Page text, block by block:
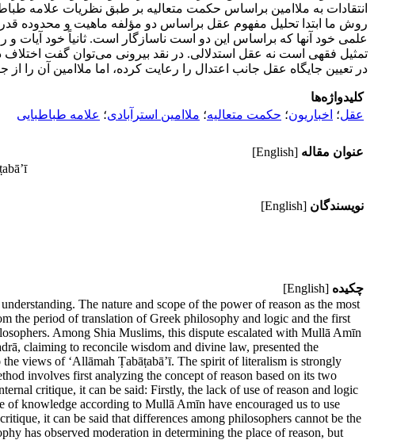
انتقادات به ملاامین براساس حکمت متعالیه بر طبق نظریات علامه
روش ما ابتدا تحلیل مفهوم عقل براساس دو مؤلفه ماهیت و محدوده
علمی خود آنها که براساس این دو است ناسازگار است. ثانیاً خود آیات و
تمثیل فقهی است نه عقل استدلالی. در نقد بیرونی می‌توان گفت اختلاف
در تعیین جایگاه عقل جانب اعتدال را رعایت کرده، اما ملاامین آن را از
کلیدواژه‌ها
عقل؛ اخباریون؛ حکمت متعالیه؛ ملاامین استرآبادی؛ علامه طباطبایی
عنوان مقاله [English]
نویسندگان [English]
چکیده [English]
The nature and scope of the power of reason as the most
the period of translation of Greek philosophy and logic and the first
Among Shia Muslims, this dispute escalated with Mullā Amīn
claiming to reconcile wisdom and divine law, presented the
views of ‘Allāmah Ṭabāṭabā’ī. The spirit of literalism is strongly
involves first analyzing the concept of reason based on its two
critique, it can be said: Firstly, the lack of use of reason and logic
of knowledge according to Mullā Amīn have encouraged us to use
it can be said that differences among philosophers cannot be the
has observed moderation in determining the place of reason, but